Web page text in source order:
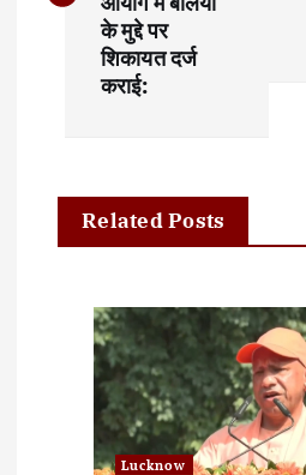
t
g
के मुद्दे पर
शिकायत दर्ज
कराई:
Related Posts
Lucknow